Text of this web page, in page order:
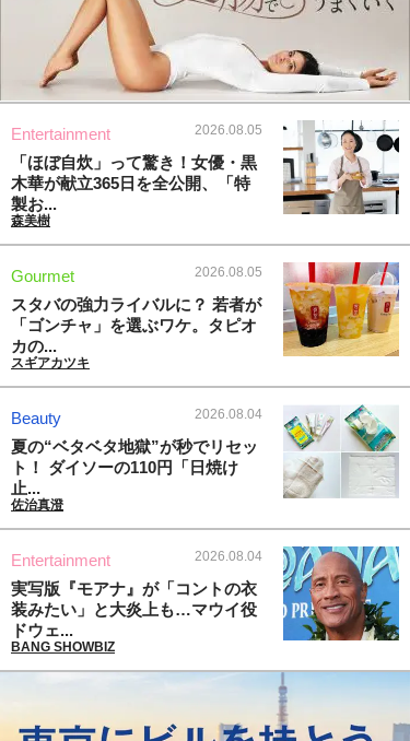
Entertainment 2026.08.05
「ほぼ自炊」って驚き！女優・黒
木華が献立365日を全公開、「特
製お...
森美樹
Gourmet 2026.08.05
スタバの強力ライバルに？ 若者が
「ゴンチャ」を選ぶワケ。タピオ
カの...
スギアカツキ
Beauty 2026.08.04
夏の“ベタベタ地獄”が秒でリセッ
ト！ ダイソーの110円「日焼け
止...
佐治真澄
Entertainment 2026.08.04
実写版『モアナ』が「コントの衣
装みたい」と大炎上も…マウイ役
ドウェ...
BANG SHOWBIZ